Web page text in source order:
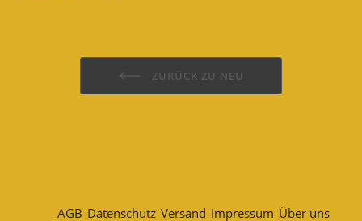
ZURÜCK ZU NEU
AGB Datenschutz Versand Impressum Über uns